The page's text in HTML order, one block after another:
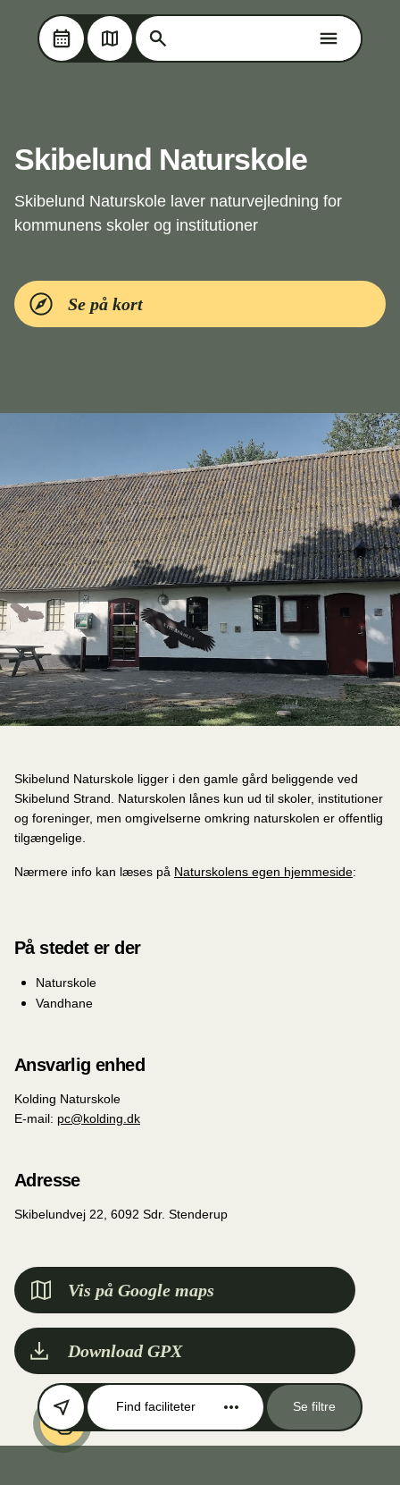
Skip til hovedindholdet
Søg på Oplev Kolding
Søg på Oplev Kolding
Skibelund Naturskole
Skibelund Naturskole laver naturvejledning for
kommunens skoler og institutioner
Se på kort
Skibelund Naturskole ligger i den gamle gård beliggende ved
Skibelund Strand. Naturskolen lånes kun ud til skoler, institutioner
og foreninger, men omgivelserne omkring naturskolen er offentlig
tilgængelige.
Nærmere info kan læses på Naturskolens egen hjemmeside:
På stedet er der
Naturskole
Vandhane
Ansvarlig enhed
Kolding Naturskole
E-mail: pc@kolding.dk
Adresse
Skibelundvej 22, 6092 Sdr. Stenderup
Vis på Google maps
Download GPX
Find faciliteter Se filtre